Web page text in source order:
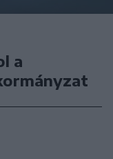
a